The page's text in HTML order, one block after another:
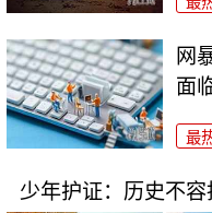
网
面
最
少年护证：历史不容